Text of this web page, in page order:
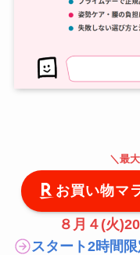
＼ 最大
お買い物マ
８月４(火
スタート2時間